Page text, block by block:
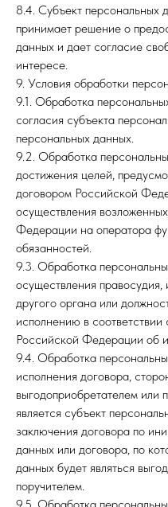
8.4. Субъект персональных
принимает решение о
данных и дает согласие
интересе.
9. Условия обработки
9.1. Обработка
согласия субъекта
персональных данных.
9.2. Обработка
достижения целей,
договором Российской
осуществления
Федерации на оператора
обязанностей.
9.3. Обработка
осуществления правосудия,
другого органа или
исполнению в соответствии
Российской Федерации об
9.4. Обработка
исполнения договора,
выгодоприобретателем или
является субъект
заключения договора по
данных или договора, по
данных будет являться
поручителем.